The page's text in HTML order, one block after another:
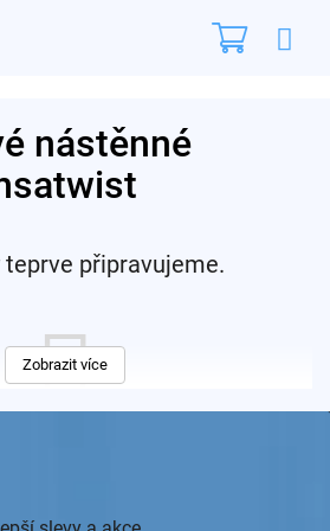
nástěnné
teprve připravujeme.
na ostatní kategorie.
Zobrazit více